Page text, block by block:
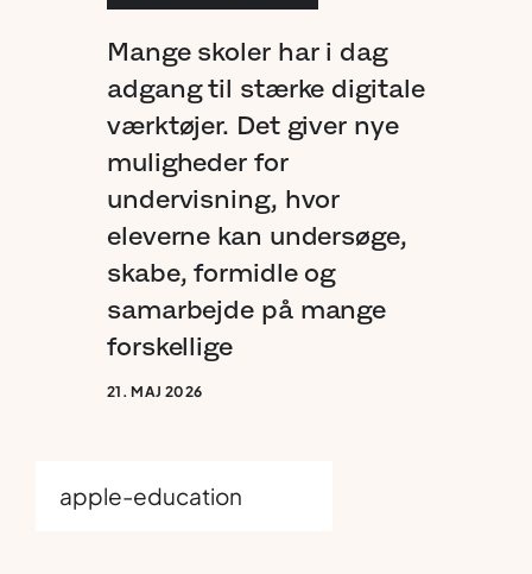
Mange skoler har i dag
adgang til stærke digitale
værktøjer. Det giver nye
muligheder for
undervisning, hvor
eleverne kan undersøge,
skabe, formidle og
samarbejde på mange
forskellige
21. MAJ 2026
apple-education